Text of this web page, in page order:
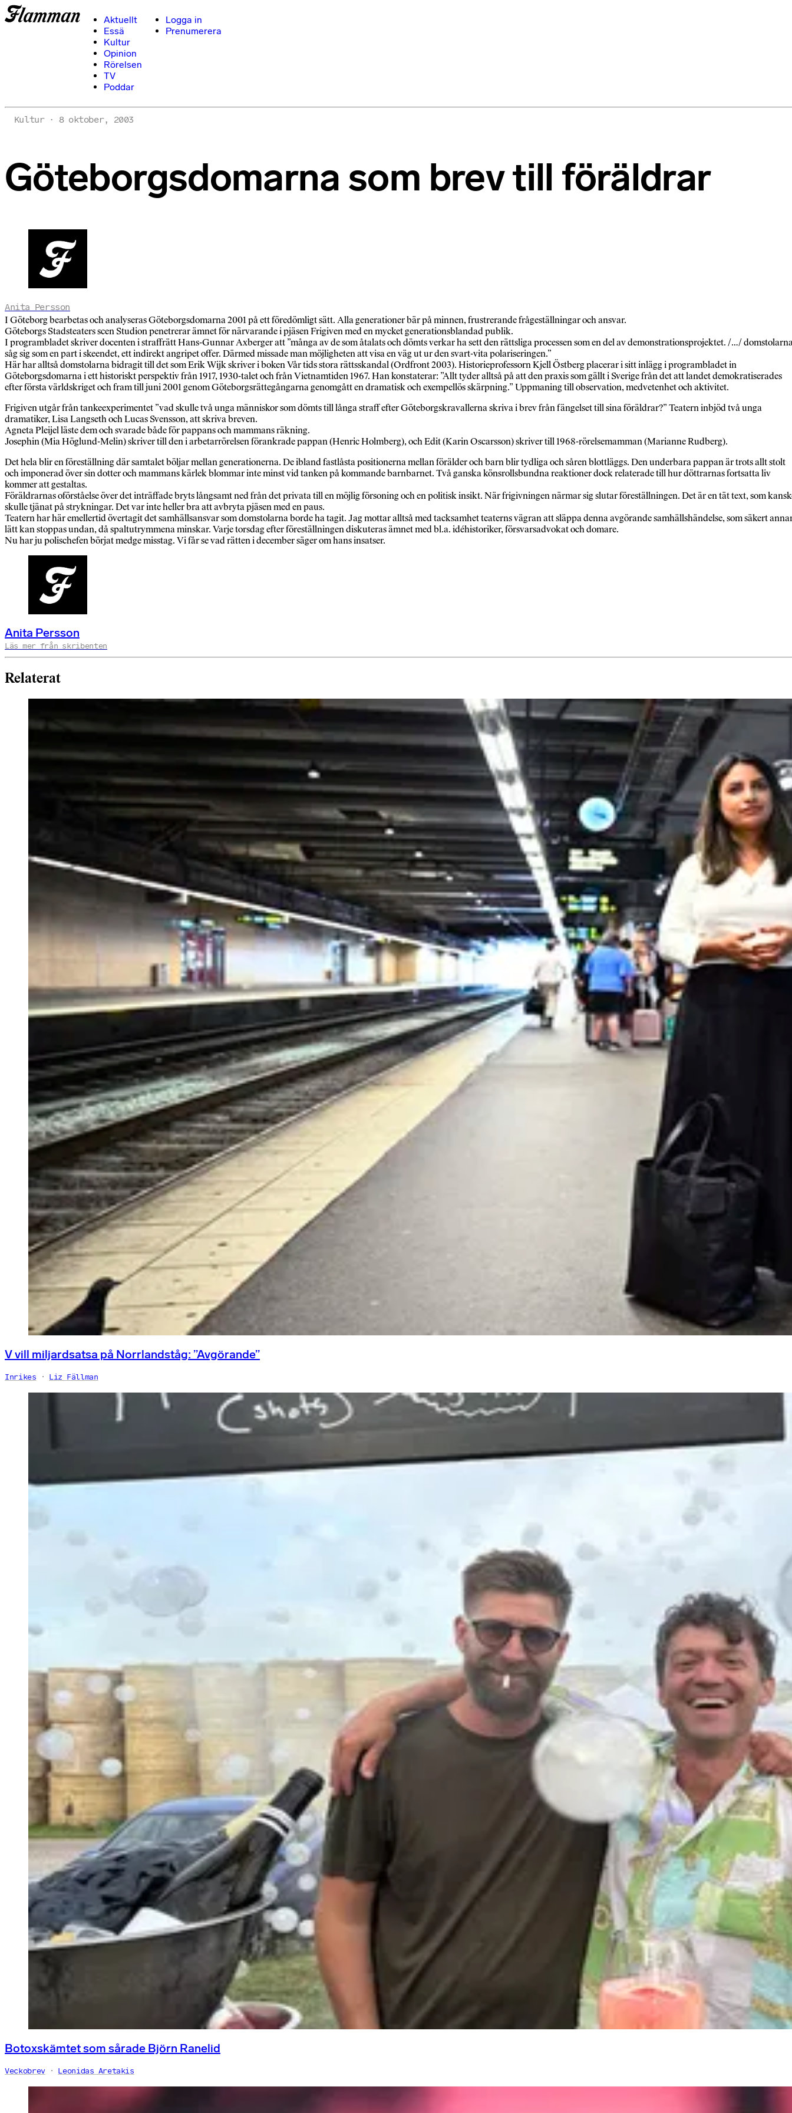
Aktuellt
Essä
Kultur
Opinion
Rörelsen
TV
Poddar
Logga in
Prenumerera
Kultur 8 oktober, 2003
Göteborgsdomarna som brev till föräldrar
Anita Persson
I Göteborg bearbetas och analyseras Göteborgsdomarna 2001 på ett föredömligt sätt. Alla generationer bär på minnen, frustrerande frågeställningar och ansvar.
Göteborgs Stadsteaters scen Studion penetrerar ämnet för närvarande i pjäsen Frigiven med en mycket generationsblandad publik.
I programbladet skriver docenten i straffrätt Hans-Gunnar Axberger att ”många av de som åtalats och dömts verkar ha sett den rättsliga processen som en del av demonstrationsprojektet. /…/
såg sig som en part i skeendet, ett indirekt angripet offer. Därmed missade man möjligheten att visa en väg ut ur den svart-vita polariseringen.”
Här har alltså domstolarna bidragit till det som Erik Wijk skriver i boken Vår tids stora rättsskandal (Ordfront 2003). Historieprofessorn Kjell Östberg placerar i sitt inlägg i programbladet in
Göteborgsdomarna i ett historiskt perspektiv från 1917, 1930-talet och från Vietnamtiden 1967. Han konstaterar: ”Allt tyder alltså på att den praxis som gällt i Sverige från det att landet demokratiserades
efter första världskriget och fram till juni 2001 genom Göteborgsrättegångarna genomgått en dramatisk och exempellös skärpning.” Uppmaning till observation, medvetenhet och aktivitet.
Frigiven utgår från tankeexperimentet ”vad skulle två unga människor som dömts till långa straff efter Göteborgskravallerna skriva i brev från fängelset till sina föräldrar?” Teatern inbjöd två unga
dramatiker, Lisa Langseth och Lucas Svensson, att skriva breven.
Agneta Pleijel läste dem och svarade både för pappans och mammans räkning.
Josephin (Mia Höglund-Melin) skriver till den i arbetarrörelsen förankrade pappan (Henric Holmberg), och Edit (Karin Oscarsson) skriver till 1968-rörelsemamman (Marianne Rudberg).
Det hela blir en föreställning där samtalet böljar mellan generationerna. De ibland fastlåsta positionerna mellan förälder och barn blir tydliga och såren blottläggs. Den underbara pappan är trots allt stolt
och imponerad över sin dotter och mammans kärlek blommar inte minst vid tanken på kommande barnbarnet. Två ganska könsrollsbundna reaktioner dock relaterade till hur döttrarnas fortsatta liv
kommer att gestaltas.
Föräldrarnas oförståelse över det inträffade bryts långsamt ned från det privata till en möjlig försoning och en politisk insikt. När frigivningen närmar sig slutar föreställningen. Det är en tät text, som
skulle tjänat på strykningar. Det var inte heller bra att avbryta pjäsen med en paus.
Teatern har här emellertid övertagit det samhällsansvar som domstolarna borde ha tagit. Jag mottar alltså med tacksamhet teaterns vägran att släppa denna avgörande samhällshändelse, som säkert
lätt kan stoppas undan, då spaltutrymmena minskar. Varje torsdag efter föreställningen diskuteras ämnet med bl.a. idéhistoriker, försvarsadvokat och domare.
Nu har ju polischefen börjat medge misstag. Vi får se vad rätten i december säger om hans insatser.
Anita Persson
Läs mer från skribenten
Relaterat
V vill miljardsatsa på Norrlandståg: ”Avgörande”
Inrikes Liz Fällman
Botoxskämtet som sårade Björn Ranelid
Veckobrev Leonidas Aretakis